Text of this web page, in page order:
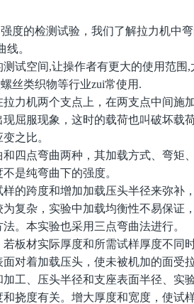
度的检测试验，我们了解拉力机中
。
试空间,让操作者有更大的使用范围
丝类织物等行业zui常使用.
机两个支点上，在两支点中间施加
屈服现象，这时的载荷也叫破坏载
之比。
点弯曲两种，其加载方式、弯矩
是纯弯曲下的强度。
跨度和增加加载压头半径来弥补，
复杂，实验中加载均衡性不易保证
。本实验也采用三点弯曲法进行。
材实际厚度和所需试样厚度不同
对着加载压头，使未被机加的面受
、压头半径和支座表面半径、实验
挠度有关。增大厚度和宽度，使试